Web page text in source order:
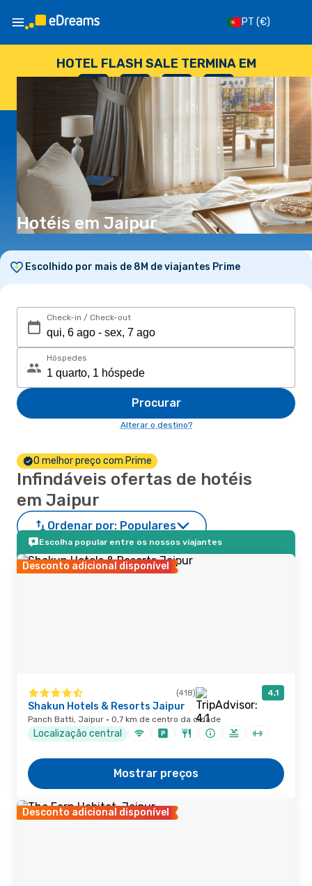
PT (€)
HOTEL FLASH SALE TERMINA EM
--
DIAS
: --
HORAS
: --
SEGUNDOS
Hotéis em Jaipur
Escolhido por mais de 8M de viajantes Prime
Check-in / Check-out
Hóspedes
Procurar
Alterar o destino?
O melhor preço com Prime
Infindáveis ofertas de hotéis
em Jaipur
Ordenar por: Populares
Escolha popular entre os nossos viajantes
Desconto adicional disponível
(418) 4,1
Shakun Hotels & Resorts Jaipur
Panch Batti, Jaipur · 0,7 km de centro da cidade
Localização central
Mostrar preços
Desconto adicional disponível